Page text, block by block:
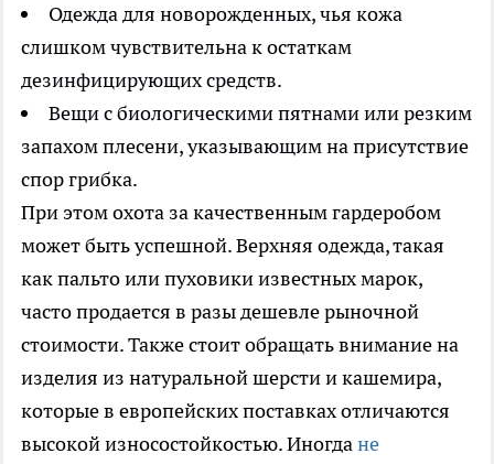
Одежда для новорожденных, чья кожа
слишком чувствительна к остаткам
дезинфицирующих средств.
Вещи с биологическими пятнами или резким
запахом плесени, указывающим на присутствие
спор грибка.
При этом охота за качественным гардеробом
может быть успешной. Верхняя одежда, такая
как пальто или пуховики известных марок,
часто продается в разы дешевле рыночной
стоимости. Также стоит обращать внимание на
изделия из натуральной шерсти и кашемира,
которые в европейских поставках отличаются
высокой износостойкостью. Иногдане